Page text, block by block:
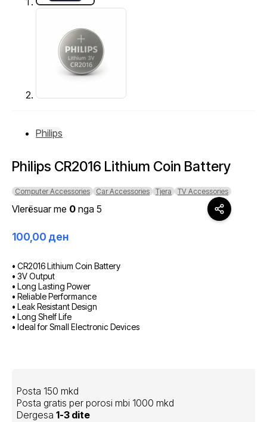
Philips
Philips CR2016 Lithium Coin Battery
Computer Accessories Car Accessories Tjera TV Accessories
Vlerësuar me 0 nga 5
100,00 ден
• CR2016 Lithium Coin Battery
• 3V Output
• Long Lasting Power
• Reliable Performance
• Leak Resistant Design
• Long Shelf Life
• Ideal for Small Electronic Devices
Posta 150 mkd
Posta gratis per porosi mbi 1000 mkd
Dergesa 1-3 dite